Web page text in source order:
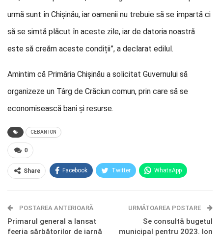
urmă sunt în Chișinău, iar oamenii nu trebuie să se împartă ci
să se simtă plăcut în aceste zile, iar de datoria noastră
este să creăm aceste condiții”, a declarat edilul.
Amintim că Primăria Chișinău a solicitat Guvernului să
organizeze un Târg de Crăciun comun, prin care să se
economisească bani și resurse.
CEBAN ION
0
Share Facebook Twitter WhatsApp
Telegram OK.ru
POSTAREA ANTERIOARĂ
Primarul general a lansat
feeria sărbătorilor de iarnă
URMĂTOAREA POSTARE
Se consultă bugetul
municipal pentru 2023. Ion